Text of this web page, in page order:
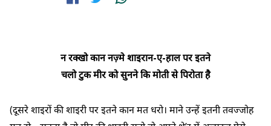
न रक्खो कान नज़्मे शाइरान-ए-हाल पर इतने
चलो टुक मीर को सुनने कि मोती से पिरोता है
(दूसरे शाइरों की शाइरी पर इतने कान मत धरो। माने उन्हें इतनी तवज्जोह